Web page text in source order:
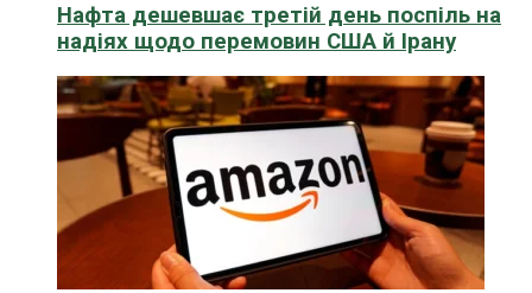
Нафта дешевшає третій день поспіль на
надіях щодо перемовин США й Ірану